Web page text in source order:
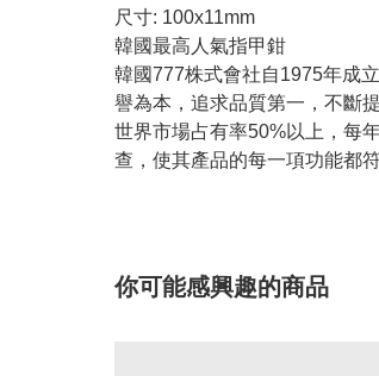
尺寸: 100x11mm
韓國最高人
韓國777株式會社自1975年成
譽為本，追求品質第一，不斷
世界市場占有率50%以上，每
查，使其產品的每一項功能都
你可能感興趣的商品